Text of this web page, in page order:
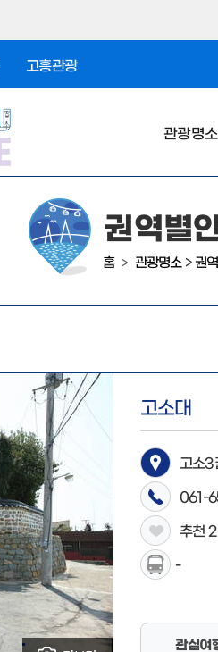
고흥관광
관광명소
권역별
홈 > 관광명소 >권
고소대
고소3
061-
추천 2
-
관심여